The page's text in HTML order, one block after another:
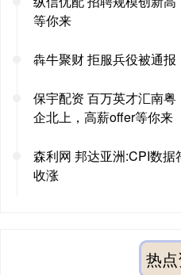
等你来
犇牛聚财 拒服兵役被通
保宇配资 百万英才汇南
企北上，高薪offer等你来
森利网 邦达亚洲:CPI数
收涨
热